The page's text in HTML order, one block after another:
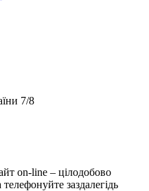
7/8
on-line – цілодобово
заздалегідь